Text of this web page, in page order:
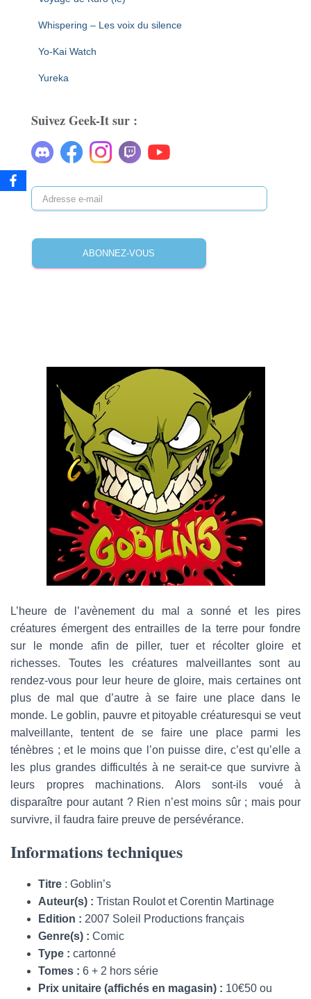
Whispering – Les voix du silence
Yo-Kai Watch
Yureka
Suivez Geek-It sur :
A
d
e
s
ABONNEZ-VOUS
L’heure de l’avènement du mal a sonné et les pires
créatures émergent des entrailles de la terre pour fondre
sur le monde afin de piller, tuer et récolter gloire et
richesses. Toutes les créatures malveillantes sont au
rendez-vous pour leur heure de gloire, mais certaines ont
plus de mal que d’autre à se faire une place dans le
monde. Le goblin, pauvre et pitoyable créaturesqui se veut
malveillante, tentent de se faire une place parmi les
ténèbres ; et le moins que l’on puisse dire, c’est qu’elle a
les plus grandes difficultés à ne serait-ce que survivre à
leurs propres machinations. Alors sont-ils voué à
disparaître pour autant ? Rien n’est moins sûr ; mais pour
survivre, il faudra faire preuve de persévérance.
Informations techniques
Titre : Goblin’s
Auteur(s) : Tristan Roulot et Corentin Martinage
Edition : 2007 Soleil Productions français
Genre(s) : Comic
Type : cartonné
Tomes : 6 + 2 hors série
Prix unitaire (affichés en magasin) : 10€50 ou